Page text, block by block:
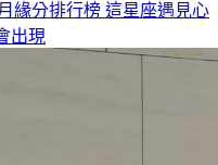
緣分排行榜 這星座遇見心
出現